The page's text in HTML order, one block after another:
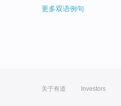
更多双语例句
关于有道 Investors